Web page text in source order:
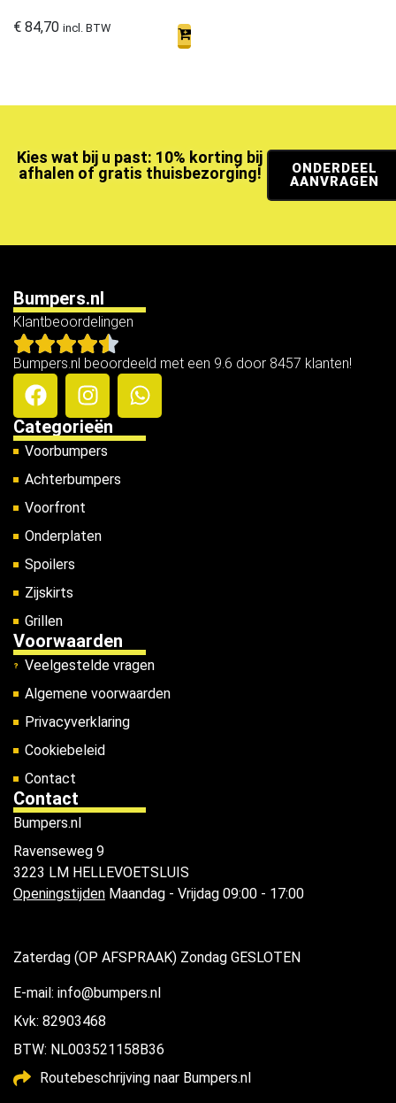
€ 84,70 incl. BTW
Kies wat bij u past: 10% korting bij
afhalen of gratis thuisbezorging!
ONDERDEEL
AANVRAGEN
Bumpers.nl
Klantbeoordelingen
Bumpers.nl beoordeeld met een 9.6 door 8457 klanten!
Categorieën
Voorbumpers
Achterbumpers
Voorfront
Onderplaten
Spoilers
Zijskirts
Grillen
Voorwaarden
Veelgestelde vragen
Algemene voorwaarden
Privacyverklaring
Cookiebeleid
Contact
Contact
Bumpers.nl
Ravenseweg 9
3223 LM HELLEVOETSLUIS
Openingstijden Maandag - Vrijdag 09:00 - 17:00
Zaterdag (OP AFSPRAAK) Zondag GESLOTEN
E-mail: info@bumpers.nl
Kvk: 82903468
BTW: NL003521158B36
Routebeschrijving naar Bumpers.nl